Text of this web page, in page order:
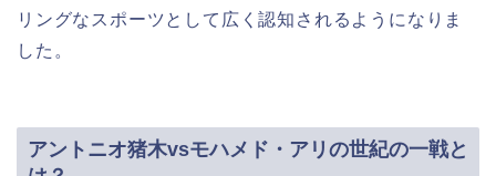
リングなスポーツとして広く認知されるようになりま
した。
アントニオ猪木vsモハメド・アリの世紀の一戦と